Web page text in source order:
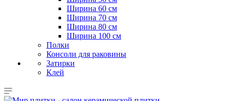
Ширина 60 см
Ширина 70 см
Ширина 80 см
Ширина 100 см
Полки
Консоли для раковины
Затирки
Клей